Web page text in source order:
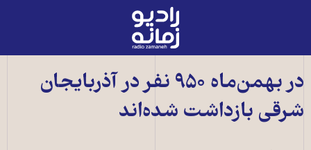
رادیو
زمانه
به
صفحه
اصلی
در بهمن‌ماه ۹۵۰ نفر در آذربايجان
شرقی بازداشت شده‌اند